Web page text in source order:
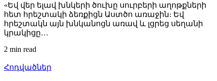
«Եվ վեր ելավ խնկերի ծուխը սուրբերի աղոթքների
հետ հրեշտակի ձեռքիցն Աստծո առաջին։ Եվ
հրեշտակն այն խնկանոցն առավ և լցրեց սեղանի
կրակիցը…
2 min read
Հոդվածներ